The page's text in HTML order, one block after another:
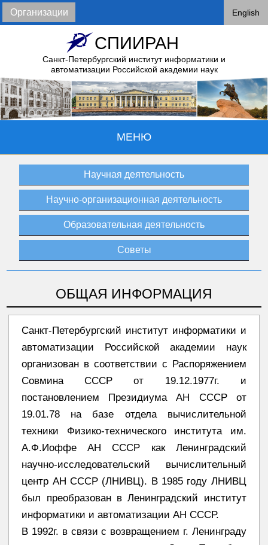
Организации English
СПИИРАН
Санкт-Петербургский институт информатики и
автоматизации Российской академии наук
МЕНЮ
Научная деятельность
Научно-организационная деятельность
Образовательная деятельность
Cоветы
ОБЩАЯ ИНФОРМАЦИЯ
Санкт-Петербургский институт информатики и
автоматизации Российской академии наук
организован в соответствии с Распоряжением
Совмина СССР от 19.12.1977г. и
постановлением Президиума АН СССР от
19.01.78 на базе отдела вычислительной
техники Физико-технического института им.
А.Ф.Иоффе АН СССР как Ленинградский
научно-исследовательский вычислительный
центр АН СССР (ЛНИВЦ). В 1985 году ЛНИВЦ
был преобразован в Ленинградский институт
информатики и автоматизации АН СССР.
В 1992г. в связи с возвращением г. Ленинграду